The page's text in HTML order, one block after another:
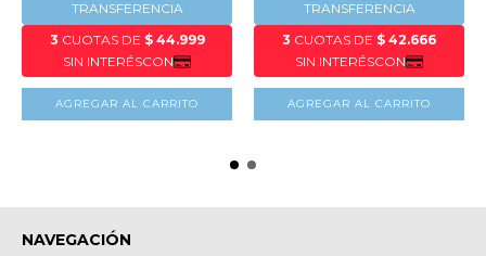
AGREGAR AL CARRITO AGREGAR AL CARRITO
NAVEGACIÓN